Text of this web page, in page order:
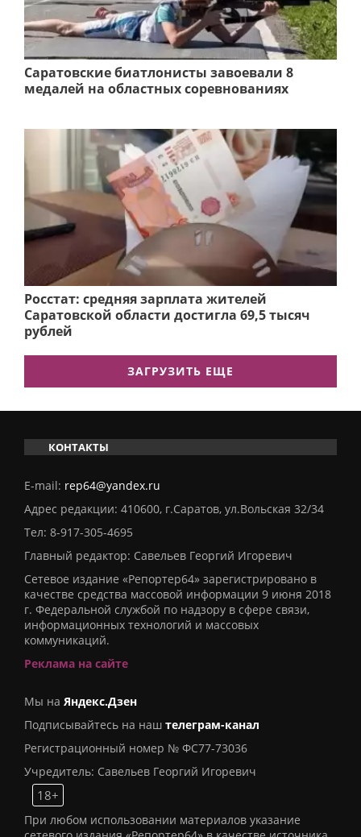
Саратовские биатлонисты завоевали 8
медалей на областных соревнованиях
Росстат: средняя зарплата жителей
Саратовской области достигла 69,5 тысяч
рублей
ЗАГРУЗИТЬ ЕЩЕ
КОНТАКТЫ
E-mail: rep64@yandex.ru
Адрес редакции: 410600, г.Саратов, ул.Вольская 32/34
Тел: 8-917-305-4695
Главный редактор: Савельев Георгий Игоревич
Сетевое издание «Репортер64» зарегистрировано в
качестве средства массовой информации 9 июня 2018
г. Федеральной службой по надзору в сфере связи,
информационных технологий и массовых
коммуникаций.
Реклама на сайте
Мы на Яндекс.Дзен
Подписывайтесь на наш телеграм-канал
Регистрационный номер № ФС77-73036
Учредитель: Савельев Георгий Игоревич
18+
При любом использовании материалов указание